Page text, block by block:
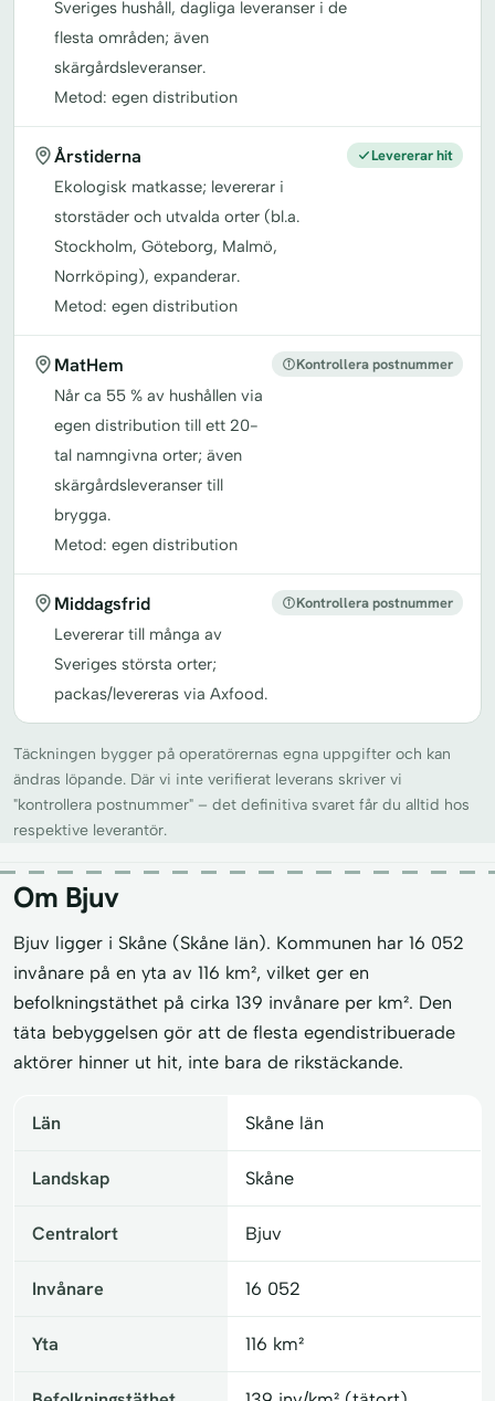
Sveriges hushåll, dagliga leveranser i de
flesta områden; även
skärgårdsleveranser.
Metod: egen distribution
Årstiderna
Ekologisk matkasse; levererar i
storstäder och utvalda orter (bl.a.
Stockholm, Göteborg, Malmö,
Norrköping), expanderar.
Metod: egen distribution
Levererar hit
MatHem
Når ca 55 % av hushållen via
egen distribution till ett 20-
tal namngivna orter; även
skärgårdsleveranser till
brygga.
Metod: egen distribution
Kontrollera postnummer
Middagsfrid
Levererar till många av
Sveriges största orter;
packas/levereras via Axfood.
Kontrollera postnummer
Täckningen bygger på operatörernas egna uppgifter och kan
ändras löpande. Där vi inte verifierat leverans skriver vi
"kontrollera postnummer" – det definitiva svaret får du alltid hos
respektive leverantör.
Om Bjuv
Bjuv ligger i Skåne (Skåne län). Kommunen har 16 052
invånare på en yta av 116 km², vilket ger en
befolkningstäthet på cirka 139 invånare per km². Den
täta bebyggelsen gör att de flesta egendistribuerade
aktörer hinner ut hit, inte bara de rikstäckande.
Län Skåne län
Landskap Skåne
Centralort Bjuv
Invånare 16 052
Yta 116 km²